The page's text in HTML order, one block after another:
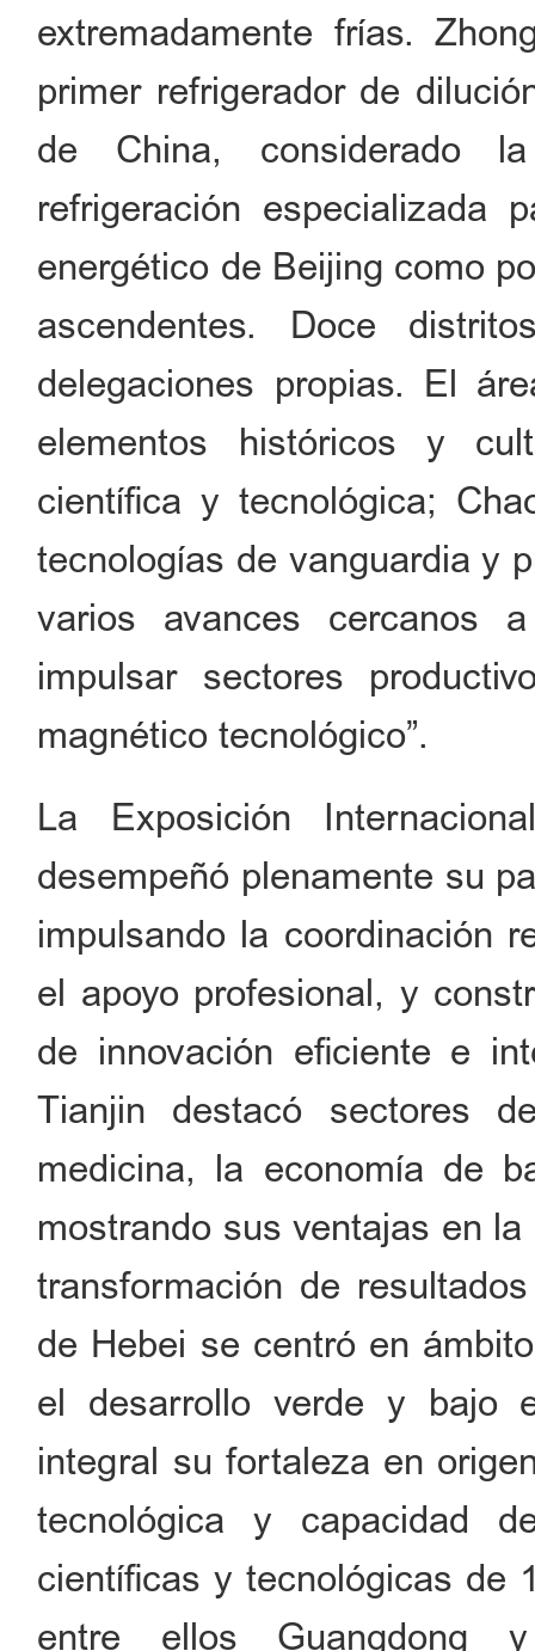
extremadamente frías.
primer refrigerador de
de China, considerado
refrigeración especializada
energético de Beijing como
ascendentes. Doce
delegaciones propias. El
elementos históricos y
científica y tecnológica;
tecnologías de vanguardia y
varios avances cercanos
impulsar sectores
magnético tecnológico”.
La Exposición
desempeñó plenamente su
impulsando la coordinación
el apoyo profesional, y
de innovación eficiente e
Tianjin destacó sectores
medicina, la economía de
mostrando sus ventajas en
transformación de
de Hebei se centró en
el desarrollo verde y bajo
integral su fortaleza en
tecnológica y capacidad
científicas y tecnológicas de
entre ellos Guangdong